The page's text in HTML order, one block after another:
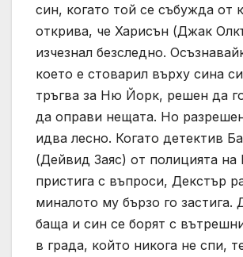
син, когато той се събужда от
открива, че Харисън (Джак
изчезнал безследно.
което е стоварил върху сина
тръгва за Ню Йорк, решен да
да оправи нещата. Но
идва лесно. Когато детектив
(Дейвид Заяс) от полицията
пристига с въпроси, Декстър
миналото му бързо го застига.
баща и син се борят с
в града, който никога не спи,